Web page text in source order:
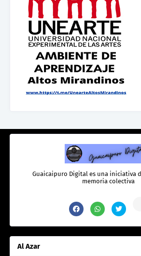
Guaicaipuro Digital es una iniciativa
memoria colectiva
Al Azar